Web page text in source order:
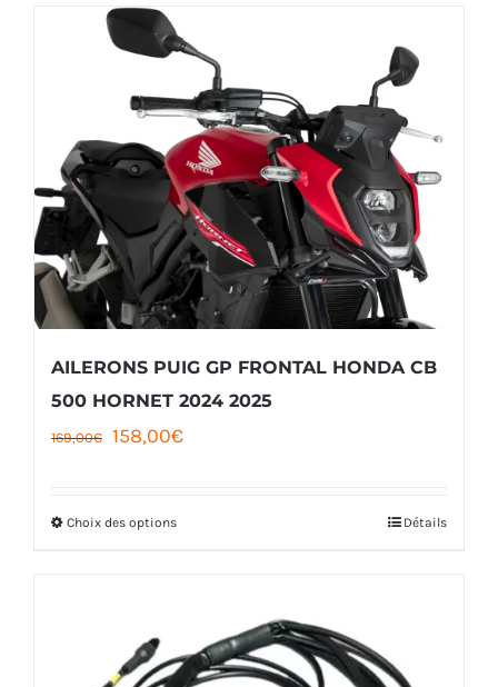
AILERONS PUIG GP FRONTAL HONDA CB
500 HORNET 2024 2025
169,00€ Le
158,00€Le
Choix des optionsCe
plusieurs
variations.
Détails